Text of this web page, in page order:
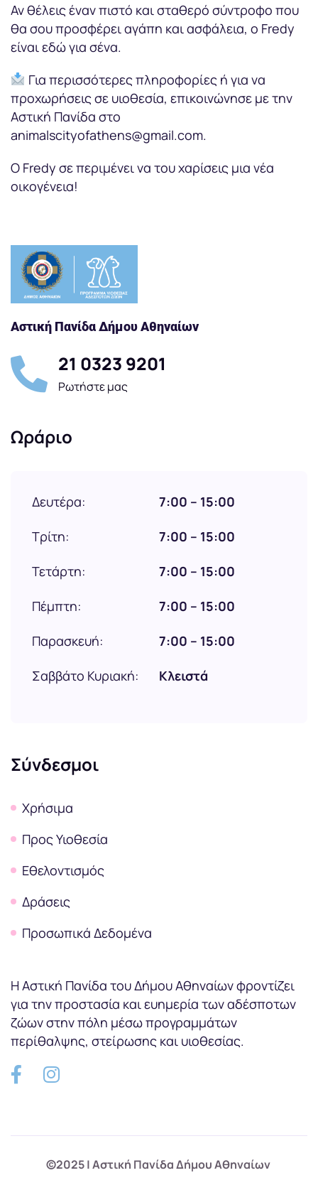
Αν θέλεις έναν πιστό και σταθερό σύντροφο που
θα σου προσφέρει αγάπη και ασφάλεια, ο Fredy
είναι εδώ για σένα.
Για περισσότερες πληροφορίες ή για να
προχωρήσεις σε υιοθεσία, επικοινώνησε με την
Αστική Πανίδα στο
animalscityofathens@gmail.com.
Ο Fredy σε περιμένει να του χαρίσεις μια νέα
οικογένεια!
Αστική Πανίδα Δήμου Αθηναίων
21 0323 9201
Ρωτήστε μας
Ωράριο
Δευτέρα: 7:00 – 15:00
Τρίτη: 7:00 – 15:00
Τετάρτη: 7:00 – 15:00
Πέμπτη: 7:00 – 15:00
Παρασκευή: 7:00 – 15:00
Σαββάτο Κυριακή: Κλειστά
Σύνδεσμοι
Χρήσιμα
Προς Υιοθεσία
Εθελοντισμός
Δράσεις
Προσωπικά Δεδομένα
Η Αστική Πανίδα του Δήμου Αθηναίων φροντίζει
για την προστασία και ευημερία των αδέσποτων
ζώων στην πόλη μέσω προγραμμάτων
περίθαλψης, στείρωσης και υιοθεσίας.
©2025 | Αστική Πανίδα Δήμου Αθηναίων